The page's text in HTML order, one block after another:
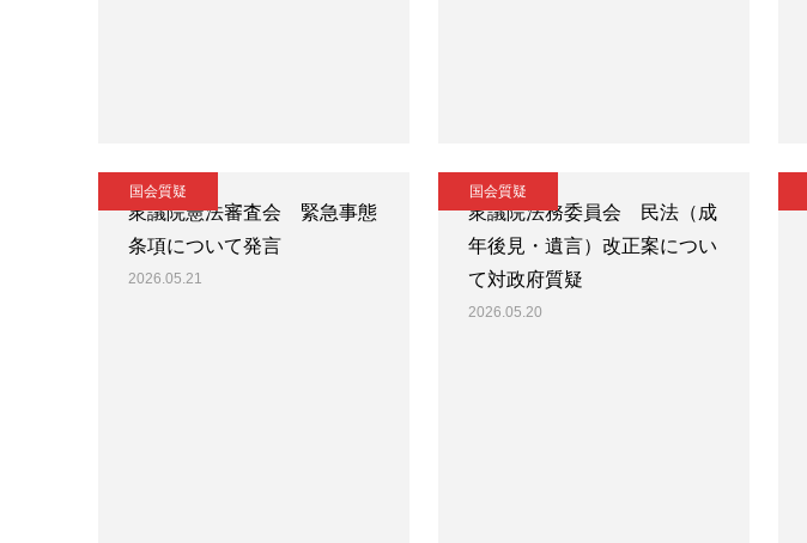
国会質疑
衆議院憲法審査会 緊急事態
条項について発言
2026.05.21
国会質疑
衆議院法務委員会 民法（成
年後見・遺言）改正案につい
て対政府質疑
2026.05.20